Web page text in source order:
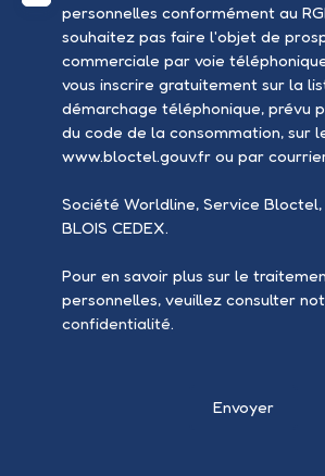
personnelles conformément au
souhaitez pas faire l'objet de
commerciale par voie
vous inscrire gratuitement sur la
démarchage téléphonique, prévu
du code de la consommation, sur
www.bloctel.gouv.fr ou par
Société Worldline, Service Bloctel,
BLOIS CEDEX.
Pour en savoir plus sur le
personnelles, veuillez consulter
confidentialité.
Envoyer